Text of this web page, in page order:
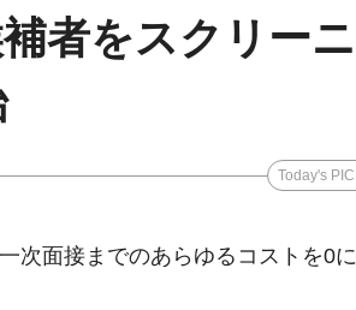
者をスクリーニ
Today's
次面接までのあらゆるコストを0